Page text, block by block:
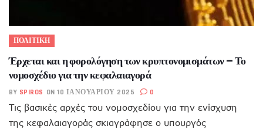
ΠΟΛΙΤΙΚΗ
Έρχεται και η φορολόγηση των κρυπτονομισμάτων – Το
νομοσχέδιο για την κεφαλαιαγορά
BY SPIROS ON 10 ΙΑΝΟΥΑΡΊΟΥ 2025 0
Τις βασικές αρχές του νομοσχεδίου για την ενίσχυση
της κεφαλαιαγοράς σκιαγράφησε ο υπουργός